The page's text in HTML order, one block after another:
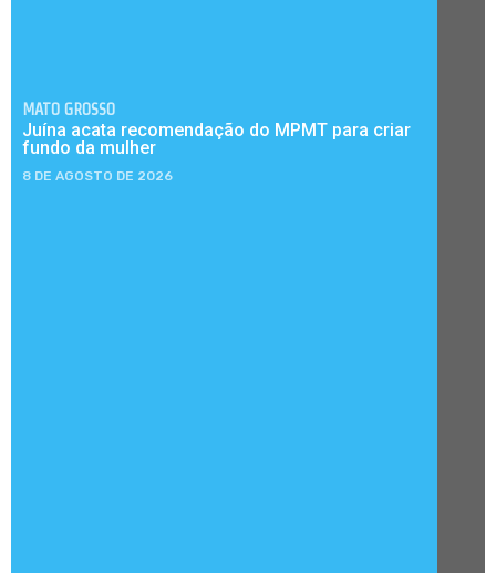
MATO GROSSO
Juína acata recomendação do MPMT para criar
fundo da mulher
8 DE AGOSTO DE 2026